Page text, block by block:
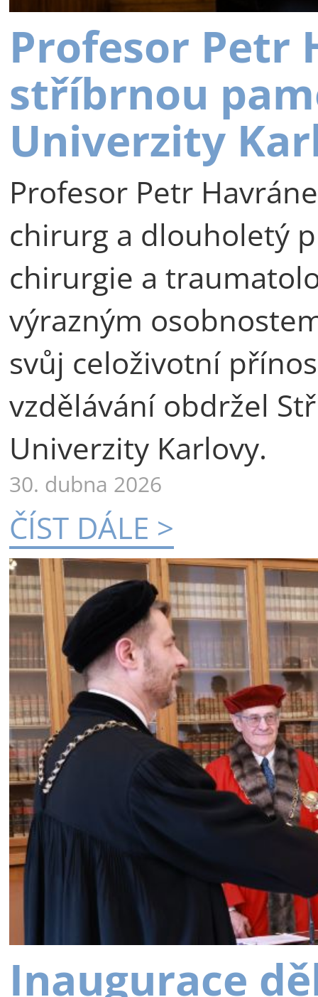
Profesor Petr
stříbrnou
Univerzity
Profesor Petr
chirurg a dlouholetý
chirurgie a
výrazným
svůj celoživotní
vzdělávání obdržel
Univerzity Karlovy.
30. dubna 2026
ČÍST DÁLE >
Inaugurace